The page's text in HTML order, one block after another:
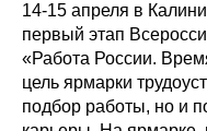
14-15 апреля в
первый этап
«Работа России.
цель ярмарки
подбор работы, но и